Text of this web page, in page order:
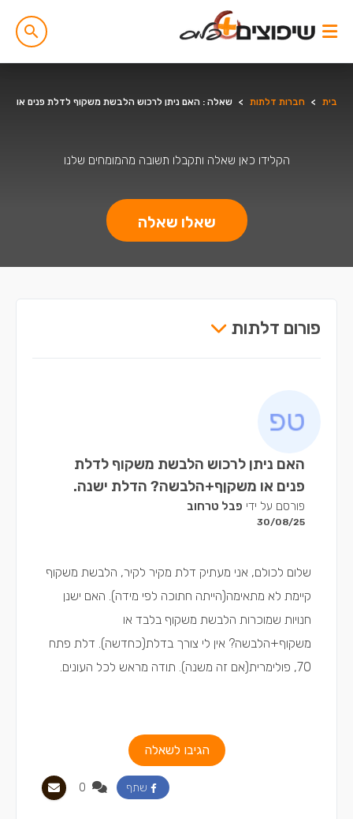
בית > חברות דלתות > שאלה : האם ניתן לרכוש הלבשת משקוף לדלת פנים או
הקלידו כאן שאלה ותקבלו תשובה מהמומחים שלנו
שאלו שאלה
פורום דלתות
האם ניתן לרכוש הלבשת משקוף לדלת
פנים או משקןף+הלבשה? הדלת ישנה.
פורסם על ידי פבל טרחוב
30/08/25
שלום לכולם, אני מעתיק דלת מקיר לקיר, הלבשת משקוף
קיימת לא מתאימה(הייתה חתוכה לפי מידה). האם ישנן
חנויות שמוכרות הלבשת משקוף בלבד או
משקוף+הלבשה? אין לי צורך בדלת(כחדשה). דלת פתח
70, פולימרית(אם זה משנה). תודה מראש לכל העונים.
הגיבו לשאלה
שתף